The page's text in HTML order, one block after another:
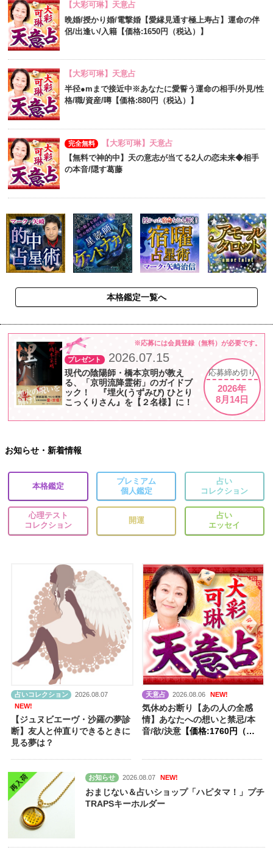
【大彩可琳】天意占
晩婚/授かり婚/電撃婚【愛縁見通す極上寿占】運命の伴
侶/出逢い/入籍【価格:1650円（税込）】
【大彩可琳】天意占
半径●mまで接近中※あなたに愛誓う運命の相手/外見/性
格/職/資産/噂【価格:880円（税込）】
完全無料
【大彩可琳】天意占
【無料で神的中】天の意志が当てる2人の恋未来◆相手
の本音/隠す葛藤
本格鑑定一覧へ
※応募には会員登録（無料）が必要です。
プレゼント 2026.07.15
現代の陰陽師・橋本京明が教え
る、「京明流降霊術」のガイドブ
ック！ 『埋火(うずみび) ひとり
こっくりさん』を【２名様】に！
応募締め切り
2026年
8月14日
お知らせ・新着情報
本格鑑定
プレミアム
個人鑑定
占い
コレクション
心理テスト
コレクション
開運
占い
エッセイ
占いコレクション
2026.08.07
NEW!
【ジュヌビエーヴ・沙羅の夢診
断】友人と仲直りできるときに
見る夢は？
天意占 2026.08.06 NEW!
気休めお断り【あの人の全感
情】あなたへの想いと禁忌/本
音/欲/決意【価格:1760円（税
お知らせ 2026.08.07 NEW!
おまじない＆占いショップ「ハピタマ！」プチ
TRAPSキーホルダー